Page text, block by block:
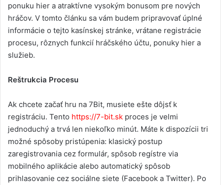
ponuku hier a atraktívne vysokým bonusom pre nových
hráčov. V tomto článku sa vám budem pripravovať úplné
informácie o tejto kasínskej stránke, vrátane registrácie
procesu, rôznych funkcií hráčského účtu, ponuky hier a
služieb.
Reštrukcia Procesu
Ak chcete začať hru na 7Bit, musiete ešte dôjsť k
registráciu. Tento https://7-bit.sk proces je velmi
jednoduchý a trvá len niekoľko minút. Máte k dispozícii tri
možné spôsoby pristúpenia: klasický postup
zaregistrovania cez formulár, spôsob regístre via
mobilného aplikácie alebo automatický spôsob
prihlasovanie cez sociálne siete (Facebook a Twitter). Po